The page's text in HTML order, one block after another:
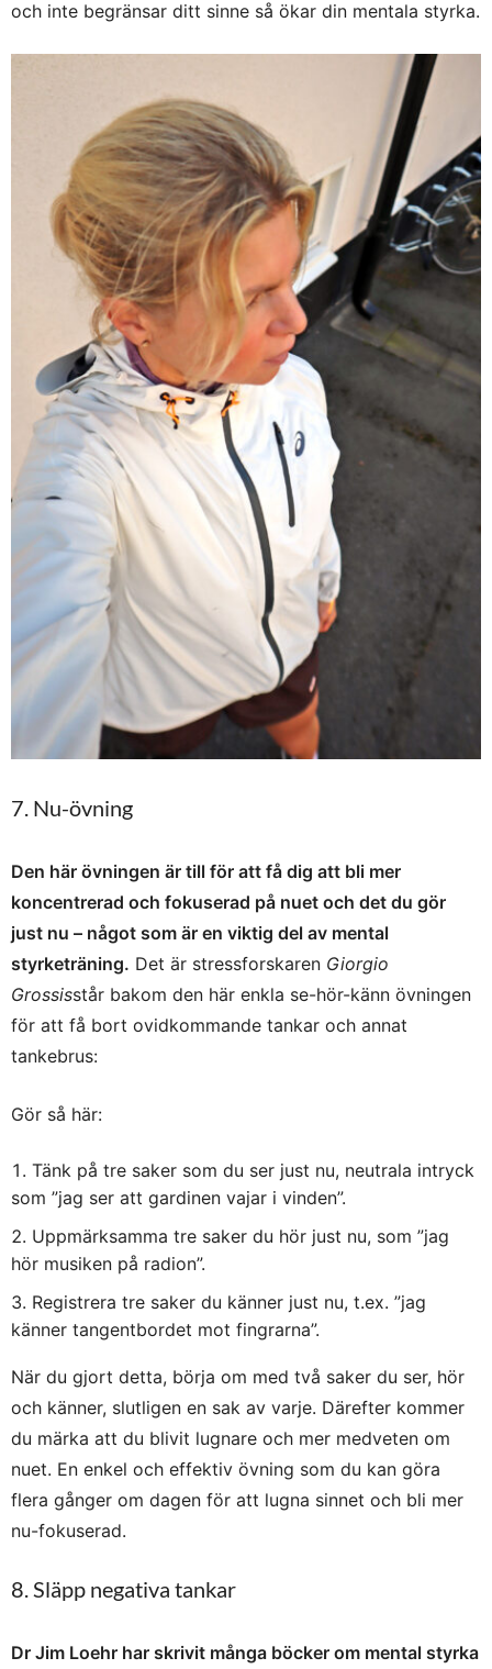
och inte begränsar ditt sinne så ökar din mentala styrka.
7. Nu-övning
Den här övningen är till för att få dig att bli mer
koncentrerad och fokuserad på nuet och det du gör
just nu – något som är en viktig del av mental
styrketräning. Det är stressforskaren Giorgio
Grossisstår bakom den här enkla se-hör-känn övningen
för att få bort ovidkommande tankar och annat
tankebrus:
Gör så här:
Tänk på tre saker som du ser just nu, neutrala intryck
som ”jag ser att gardinen vajar i vinden”.
Uppmärksamma tre saker du hör just nu, som ”jag
hör musiken på radion”.
Registrera tre saker du känner just nu, t.ex. ”jag
känner tangentbordet mot fingrarna”.
När du gjort detta, börja om med två saker du ser, hör
och känner, slutligen en sak av varje. Därefter kommer
du märka att du blivit lugnare och mer medveten om
nuet. En enkel och effektiv övning som du kan göra
flera gånger om dagen för att lugna sinnet och bli mer
nu-fokuserad.
8. Släpp negativa tankar
Dr Jim Loehr har skrivit många böcker om mental styrka